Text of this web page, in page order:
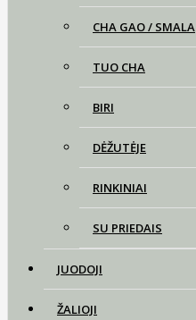
CHA GAO / SMALA
TUO CHA
BIRI
DĖŽUTĖJE
RINKINIAI
SU PRIEDAIS
JUODOJI
ŽALIOJI